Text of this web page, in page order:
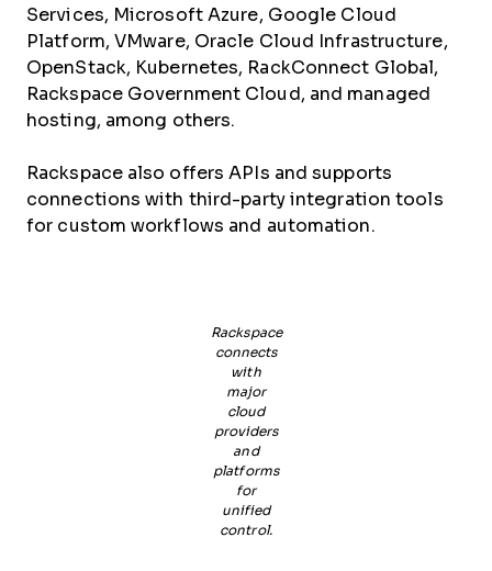
Services, Microsoft Azure, Google Cloud
Platform, VMware, Oracle Cloud Infrastructure,
OpenStack, Kubernetes, RackConnect Global,
Rackspace Government Cloud, and managed
hosting, among others.
Rackspace also offers APIs and supports
connections with third-party integration tools
for custom workflows and automation.
Rackspace
connects
with
major
cloud
providers
and
platforms
for
unified
control.